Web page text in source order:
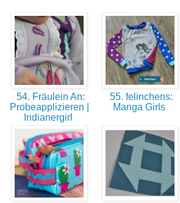
54. Fräulein An:
Probeapplizieren |
Indianergirl
55. felinchens:
Manga Girls